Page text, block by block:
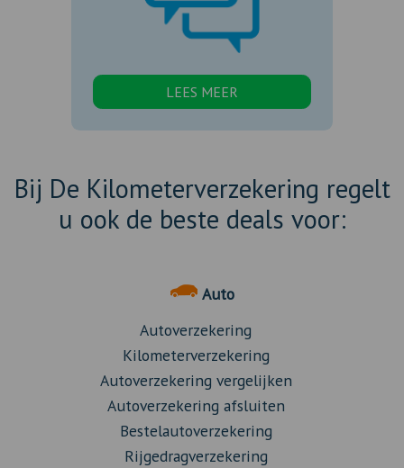
LEES MEER
Bij De Kilometerverzekering regelt
u ook de beste deals voor:
Auto
Autoverzekering
Kilometerverzekering
Autoverzekering vergelijken
Autoverzekering afsluiten
Bestelautoverzekering
Rijgedragverzekering